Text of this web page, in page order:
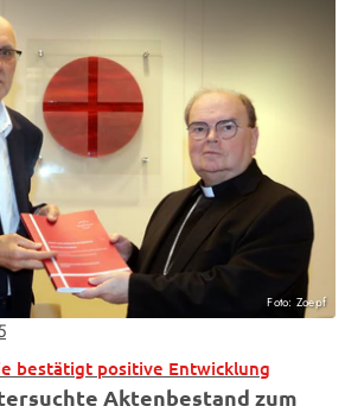
Foto: Zoepf
bestätigt positive Entwicklung
Aktenbestand zum